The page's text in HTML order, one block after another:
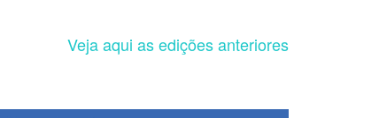
Veja aqui as edições anteriores